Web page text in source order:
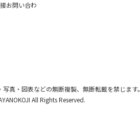
お問い合わ
写真・図表などの無断複製、無断転載を禁じます。
All Rights Reserved.